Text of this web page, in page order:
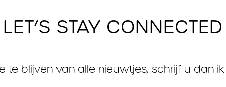
LET’S STAY CONNECTED
te blijven van alle nieuwtjes, schrijf u dan